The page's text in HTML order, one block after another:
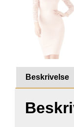
Beskrivelse